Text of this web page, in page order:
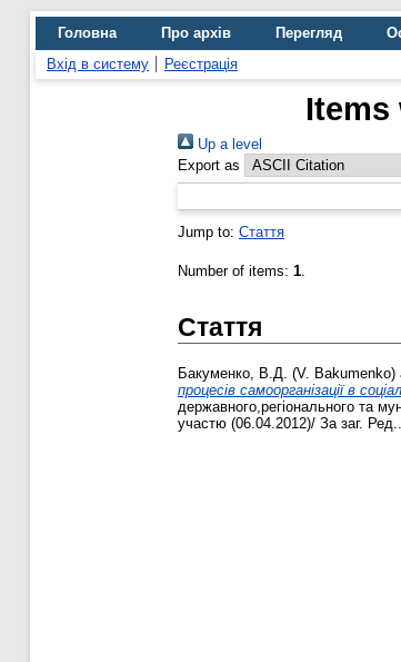
Головна Про архів Перегляд
Вхід в систему
Реєстрація
Items
Up a level
Export as
Jump to: Стаття
Number of items: 1.
Стаття
Бакуменко, В.Д. (V. Bakumenko)
процесів самоорганізації в
державного,регіонального та
участю (06.04.2012)/ За заг.